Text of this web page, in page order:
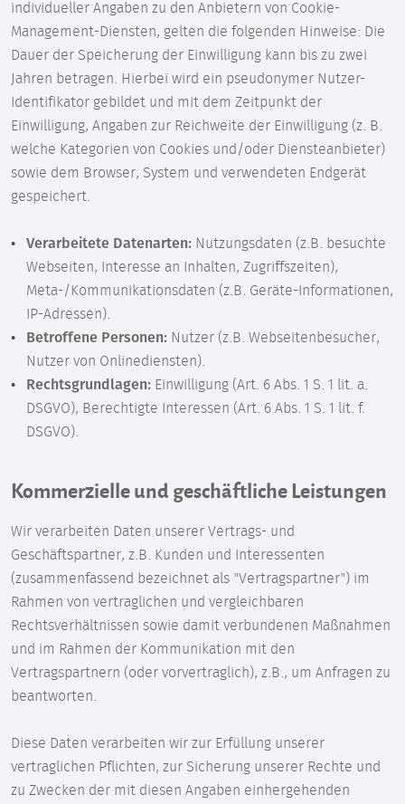
individueller Angaben zu den Anbietern von Cookie-
Management-Diensten, gelten die folgenden Hinweise: Die
Dauer der Speicherung der Einwilligung kann bis zu zwei
Jahren betragen. Hierbei wird ein pseudonymer Nutzer-
Identifikator gebildet und mit dem Zeitpunkt der
Einwilligung, Angaben zur Reichweite der Einwilligung (z. B.
welche Kategorien von Cookies und/oder Diensteanbieter)
sowie dem Browser, System und verwendeten Endgerät
gespeichert.
Verarbeitete Datenarten: Nutzungsdaten (z.B. besuchte
Webseiten, Interesse an Inhalten, Zugriffszeiten),
Meta-/Kommunikationsdaten (z.B. Geräte-Informationen,
IP-Adressen).
Betroffene Personen: Nutzer (z.B. Webseitenbesucher,
Nutzer von Onlinediensten).
Rechtsgrundlagen: Einwilligung (Art. 6 Abs. 1 S. 1 lit. a.
DSGVO), Berechtigte Interessen (Art. 6 Abs. 1 S. 1 lit. f.
DSGVO).
Kommerzielle und geschäftliche Leistungen
Wir verarbeiten Daten unserer Vertrags- und
Geschäftspartner, z.B. Kunden und Interessenten
(zusammenfassend bezeichnet als "Vertragspartner") im
Rahmen von vertraglichen und vergleichbaren
Rechtsverhältnissen sowie damit verbundenen Maßnahmen
und im Rahmen der Kommunikation mit den
Vertragspartnern (oder vorvertraglich), z.B., um Anfragen zu
beantworten.
Diese Daten verarbeiten wir zur Erfüllung unserer
vertraglichen Pflichten, zur Sicherung unserer Rechte und
zu Zwecken der mit diesen Angaben einhergehenden